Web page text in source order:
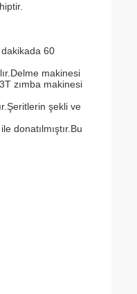
dakikada 60
makinesi
zımba makinesi
şekli ve
donatılmıştır.Bu